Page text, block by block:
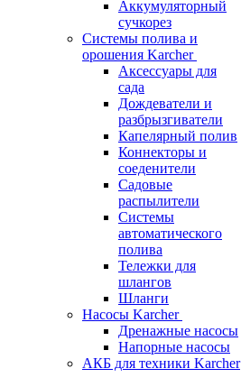
Аккумуляторный
сучкорез
Системы полива и
орошения Karcher
Аксессуары для
сада
Дождеватели и
разбрызгиватели
Капелярный полив
Коннекторы и
соеденители
Садовые
распылители
Системы
автоматического
полива
Тележки для
шлангов
Шланги
Насосы Karcher
Дренажные насосы
Напорные насосы
АКБ для техники Karcher